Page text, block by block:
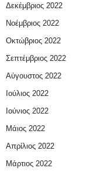
Δεκέμβριος 2022
Νοέμβριος 2022
Οκτώβριος 2022
Σεπτέμβριος 2022
Αύγουστος 2022
Ιούλιος 2022
Ιούνιος 2022
Μάιος 2022
Απρίλιος 2022
Μάρτιος 2022